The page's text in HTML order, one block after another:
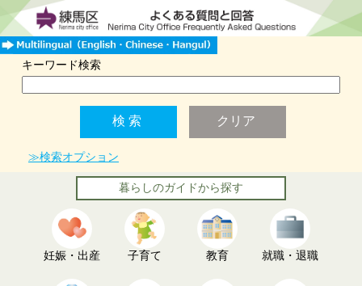
キーワード検索
≫検索オプション
暮らしのガイドから探す
妊娠・出産 子育て 教育 就職・退職